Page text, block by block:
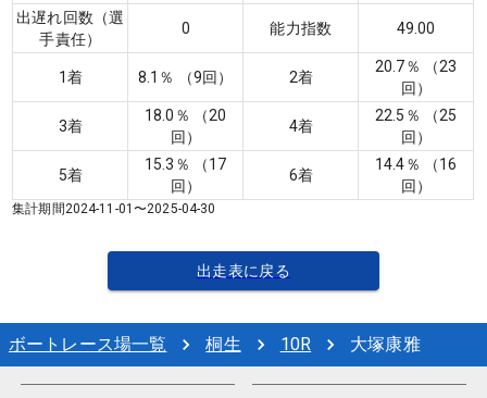
出遅れ回数（選
手責任）
0 能力指数 49.00
1着 8.1 ％ （9回） 2着
20.7％ （23
回）
3着
18.0 ％ （20
回）
4着
22.5 ％ （25
回）
5着
15.3 ％ （17
回）
6着
14.4％ （16
回）
集計期間2024-11-01〜2025-04-30
出走表に戻る
ボートレース場一覧 桐生 10R 大塚康雅